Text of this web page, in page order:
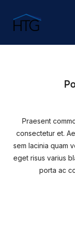
Praesent
consectetur et.
sem lacinia quam
eget risus varius
porta ac